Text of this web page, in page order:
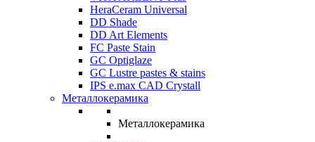
HeraCeram Universal
DD Shade
DD Art Elements
FC Paste Stain
GC Optiglaze
GC Lustre pastes & stains
IPS e.max CAD Crystall
Металлокерамика
Металлокерамика